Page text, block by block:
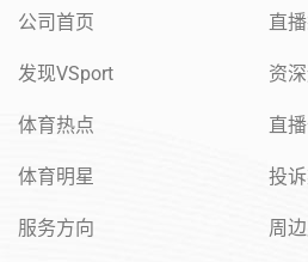
公司首页
发现VSport
体育热点
体育明星
服务方向
直
资
直
投
周